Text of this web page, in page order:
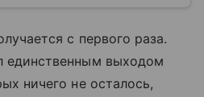
с первого раза.
единственным выходом
ничего не осталось,